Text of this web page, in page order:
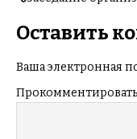
Оставить
Ваша электронная
Прокомментировать